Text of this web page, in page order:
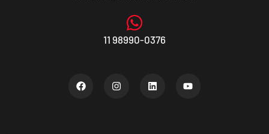
11 98990-0376